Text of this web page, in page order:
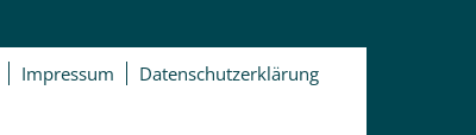
Impressum Datenschutzerklärung